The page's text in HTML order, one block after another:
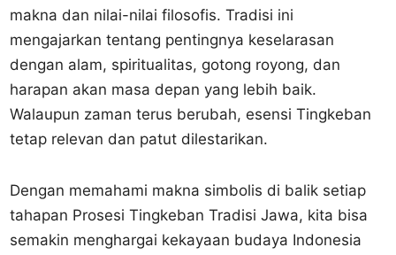
makna dan nilai-nilai filosofis. Tradisi ini
mengajarkan tentang pentingnya keselarasan
dengan alam, spiritualitas, gotong royong, dan
harapan akan masa depan yang lebih baik.
Walaupun zaman terus berubah, esensi Tingkeban
tetap relevan dan patut dilestarikan.
Dengan memahami makna simbolis di balik setiap
tahapan Prosesi Tingkeban Tradisi Jawa, kita bisa
semakin menghargai kekayaan budaya Indonesia